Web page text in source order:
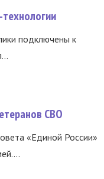
подключены к
СВО
«Единой России»